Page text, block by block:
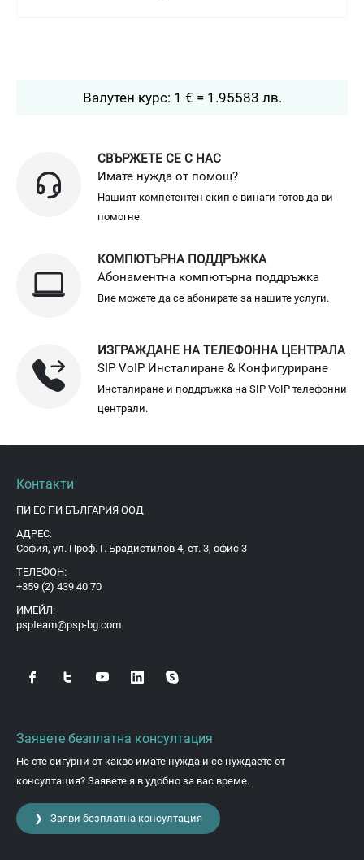
Валутен курс: 1 € = 1.95583 лв.
СВЪРЖЕТЕ СЕ С НАС
Имате нужда от помощ?
Нашият компетентен екип е винаги готов да ви
помогне.
КОМПЮТЪРНА ПОДДРЪЖКА
Абонаментна компютърна поддръжка
Вие можете да се абонирате за нашите услуги.
ИЗГРАЖДАНЕ НА ТЕЛЕФОННА ЦЕНТРАЛА
SIP VoIP Инсталиране & Конфигуриране
Инсталиране и поддръжка на SIP VoIP телефонни
централи.
Контакти
ПИ ЕС ПИ БЪЛГАРИЯ ООД
АДРЕС:
София, ул. Проф. Г. Брадистилов 4, ет. 3, офис 3
ТЕЛЕФОН:
+359 (2) 439 40 70
ИМЕЙЛ:
pspteam@psp-bg.com
Заявете безплатна консултация
Не сте сигурни от какво имате нужда и се нуждаете от
консултация? Заявете я в удобно за вас време.
❯ Заяви безплатна консултация